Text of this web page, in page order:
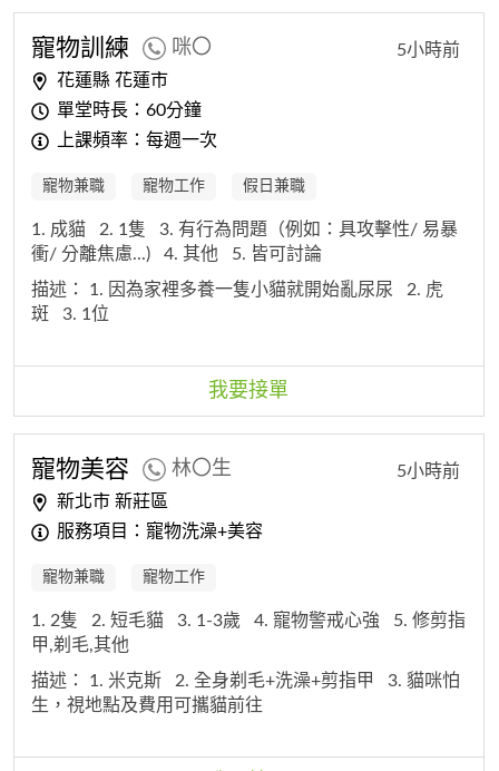
寵物訓練 咪〇
花蓮縣 花蓮市
單堂時長：60分鐘
上課頻率：每週一次
5小時前
寵物兼職 寵物工作 假日兼職
1. 成貓 2. 1隻
3. 有行為問題（例如：具攻擊性/ 易暴
衝/ 分離焦慮...)
4. 其他
5. 皆可討論
描述： 1. 因為家裡多養一隻小貓就開始亂尿尿
2. 虎
斑
3. 1位
我要接單
寵物美容 林〇生
新北市 新莊區
服務項目：寵物洗澡+美容
5小時前
寵物兼職 寵物工作
1. 2隻 2. 短毛貓 3. 1-3歲 4. 寵物警戒心強
5. 修剪指
甲,剃毛,其他
描述： 1. 米克斯 2. 全身剃毛+洗澡+剪指甲
3. 貓咪怕
生，視地點及費用可攜貓前往